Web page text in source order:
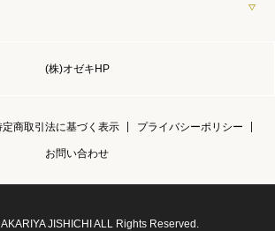
(株)オゼキHP
定商取引法に基づく表示 プライバシーポリシー
お問い合わせ
JISHICHI ALL Rights Reserved.